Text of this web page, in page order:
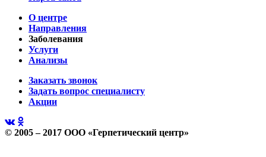
О центре
Направления
Заболевания
Услуги
Анализы
Заказать звонок
Задать вопрос специалисту
Акции
© 2005 – 2017 ООО «Герпетический центр»